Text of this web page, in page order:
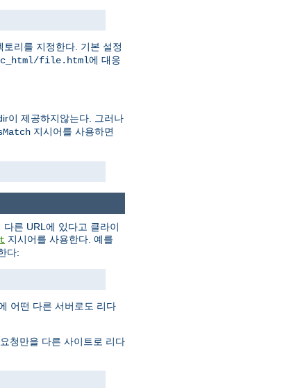
리를 지정한다. 기본 설정
file.html에 대응
이 제공하지않는다. 그러나
지시어를 사용하면
른 URL에 있다고 클라이
지시어를 사용한다. 예를
다:
어떤 다른 서버로도 리다
청만을 다른 사이트로 리다